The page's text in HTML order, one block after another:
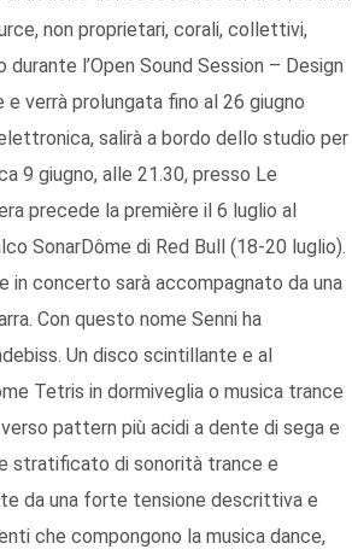
non proprietari, corali, collettivi,
l’Open Sound Session – Design
verrà prolungata fino al 26 giugno
salirà a bordo dello studio per
9 giugno, alle 21.30, presso Le
precede la première il 6 luglio al
SonarDôme di Red Bull (18-20 luglio).
in concerto sarà accompagnato da una
Con questo nome Senni ha
Un disco scintillante e al
Tetris in dormiveglia o musica trance
pattern più acidi a dente di sega e
stratificato di sonorità trance e
da una forte tensione descrittiva e
che compongono la musica dance,